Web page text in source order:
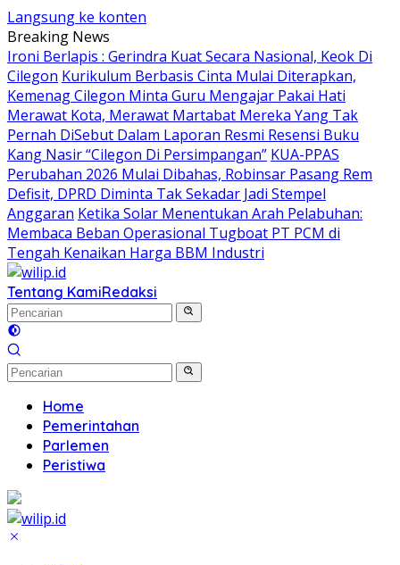
Langsung ke konten
Breaking News
Ironi Berlapis : Gerindra Kuat Secara Nasional, Keok Di
Cilegon Kurikulum Berbasis Cinta Mulai Diterapkan,
Kemenag Cilegon Minta Guru Mengajar Pakai Hati
Merawat Kota, Merawat Martabat Mereka Yang Tak
Pernah DiSebut Dalam Laporan Resmi Resensi Buku
Kang Nasir “Cilegon Di Persimpangan” KUA-PPAS
Perubahan 2026 Mulai Dibahas, Robinsar Pasang Rem
Defisit, DPRD Diminta Tak Sekadar Jadi Stempel
Anggaran Ketika Solar Menentukan Arah Pelabuhan:
Membaca Beban Operasional Tugboat PT PCM di
Tengah Kenaikan Harga BBM Industri
Tentang KamiRedaksi
Home
Pemerintahan
Parlemen
Peristiwa